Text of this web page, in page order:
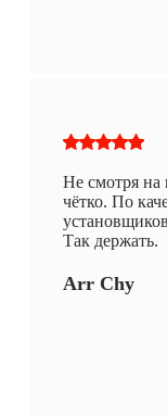
Не смотря на
чётко. По
Так держать.
Arr Chy